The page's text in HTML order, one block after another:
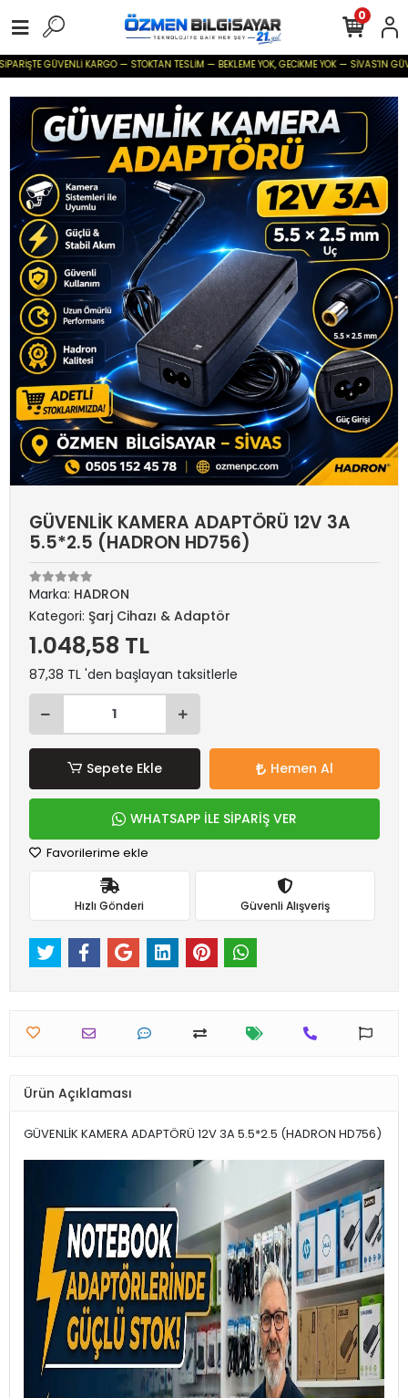
GÜVENLİ KARGO — STOKTAN TESLİM — BEKLEME YOK, GECİKME YOK — SİVAS'IN
0
GÜVENLİK KAMERA ADAPTÖRÜ 12V 3A
5.5*2.5 (HADRON HD756)
Marka: HADRON
Kategori: Şarj Cihazı & Adaptör
1.048,58 TL
87,38 TL 'den başlayan taksitlerle
Sepete Ekle Hemen Al
WHATSAPP İLE SİPARİŞ VER
Favorilerime ekle
Hızlı Gönderi Güvenli Alışveriş
Ürün Açıklaması
GÜVENLİK KAMERA ADAPTÖRÜ 12V 3A 5.5*2.5 (HADRON HD756)